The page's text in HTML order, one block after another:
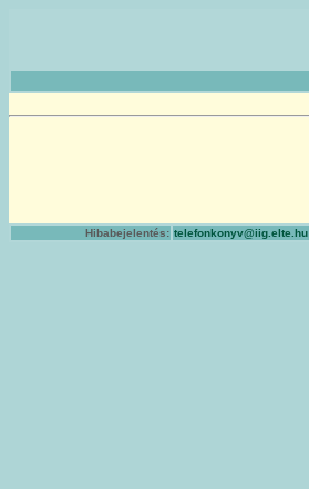
Hibabejelentés: telefonkonyv@iig.elte.hu